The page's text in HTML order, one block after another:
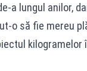
a lungul anilor,
o să fie mereu
kilogramelor